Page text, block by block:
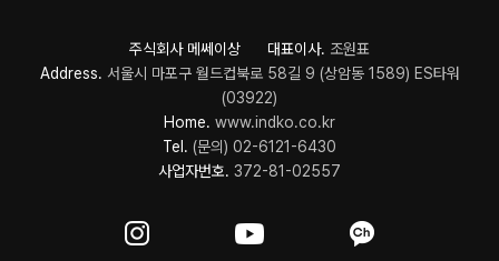
주식회사 메쎄이상 대표이사. 조원표
Address. 서울시 마포구 월드컵북로 58길 9 (상암동 1589) ES타워
(03922)
Home. www.indko.co.kr
Tel. (문의) 02-6121-6430
사업자번호. 372-81-02557